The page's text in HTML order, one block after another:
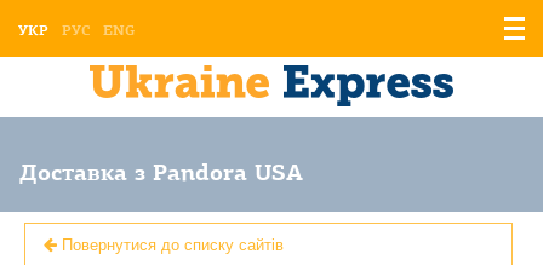
УКР РУС ENG
Доставка з Pandora USA
Повернутися до списку сайтів